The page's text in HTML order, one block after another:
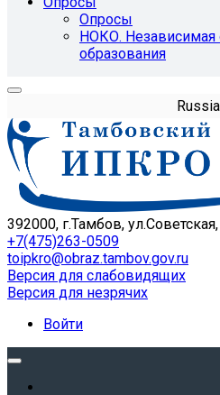
Опросы
НОКО. Независимая
образования
392000, г.Тамбов,
+7(475)263-0509
toipkro@obraz.tambov.gov.ru
Версия для слабовидящих
Версия для незрячих
Войти